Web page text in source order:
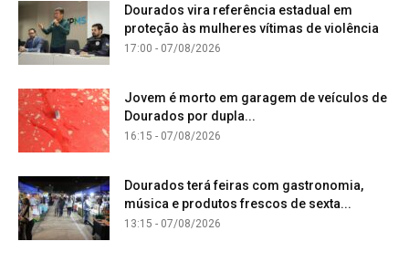
Dourados vira referência estadual em
proteção às mulheres vítimas de violência
17:00 - 07/08/2026
Jovem é morto em garagem de veículos de
Dourados por dupla...
16:15 - 07/08/2026
Dourados terá feiras com gastronomia,
música e produtos frescos de sexta...
13:15 - 07/08/2026